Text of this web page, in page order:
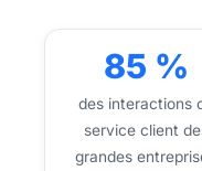
85 %
des interactions
service client
grandes